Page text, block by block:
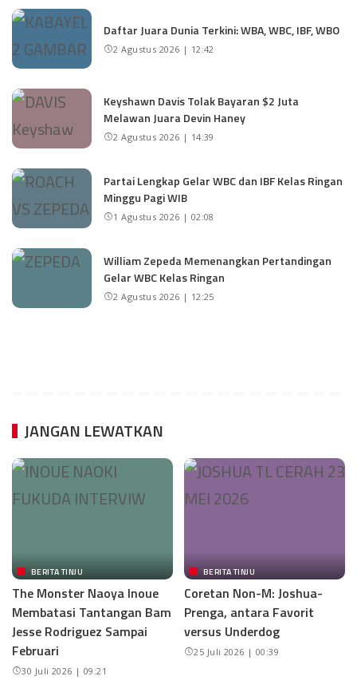
Daftar Juara Dunia Terkini: WBA, WBC, IBF, WBO
2 Agustus 2026 | 12:42
Keyshawn Davis Tolak Bayaran $2 Juta
Melawan Juara Devin Haney
2 Agustus 2026 | 14:39
Partai Lengkap Gelar WBC dan IBF Kelas Ringan
Minggu Pagi WIB
1 Agustus 2026 | 02:08
William Zepeda Memenangkan Pertandingan
Gelar WBC Kelas Ringan
2 Agustus 2026 | 12:25
JANGAN LEWATKAN
BERITA TINJU
The Monster Naoya Inoue
Membatasi Tantangan Bam
Jesse Rodriguez Sampai
Februari
30 Juli 2026 | 09:21
BERITA TINJU
Coretan Non-M: Joshua-
Prenga, antara Favorit
versus Underdog
25 Juli 2026 | 00:39